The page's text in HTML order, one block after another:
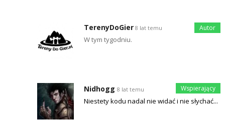
TerenyDoGier 8 lat temu
W tym tygodniu.
Nidhogg 8 lat temu
Niestety kodu nadal nie widać i nie słychać...